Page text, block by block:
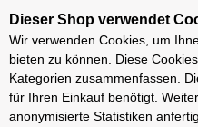
Teile
Dieser Shop verwendet
Wir verwenden Cookies, um
bieten zu können. Diese
Kategorien zusammenfassen.
für Ihren Einkauf benötigt.
anonymisierte Statistiken